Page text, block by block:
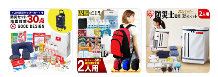
品 保存食 保存水 簡
易トイレ 非常用トイ
レ 非常持出袋 防災
用品 防災 非常食 女
性 災害 一人用 1人用
避難グッズ 防災バッ
グ 懐中電灯 充電器
防災ラジオ 救急セッ
ト
非常用持出袋 女性
女性用 1人暮らし 軽
量 おしゃれ 簡易ト
イレ 防災トイレ 災
害グッズ 懐中電灯
地震対策 防災用品
スマホ充電 災害対策
セット 津波
一人用 2人用 3人用
子供用 女性用 中身
中身だけ防災バッグ
非常食 水 トイレ 非
常用 ラジオ ライト
懐中電灯 防災用品
オシャレ】